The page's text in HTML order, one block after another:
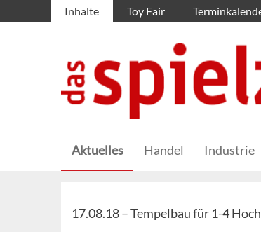
Inhalte Toy Fair
Aktuelles Handel Industrie
17.08.18 –Tempelbau für 1-4